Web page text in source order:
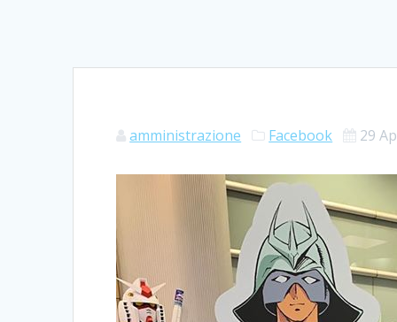
amministrazione Facebook 29